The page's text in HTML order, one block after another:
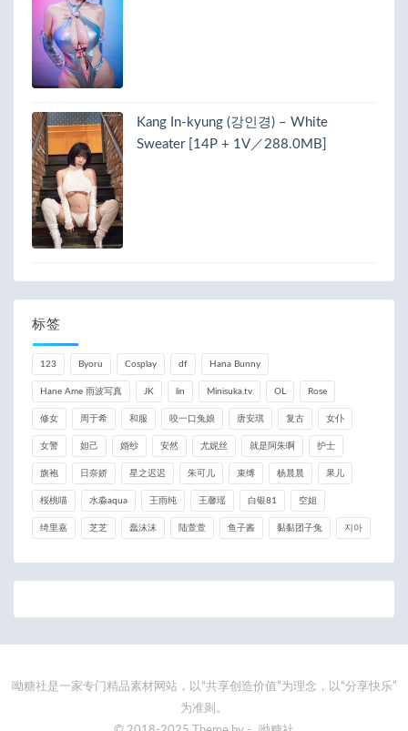
Kang In-kyung (강인경) – White
Sweater [14P + 1V／288.0MB]
标签
123 Byoru Cosplay df Hana Bunny
Hane Ame 雨波写真 JK lin Minisuka.tv OL Rose
修女 周于希 和服 咬一口兔娘 唐安琪 复古 女仆
女警 妲己 婚纱 安然 尤妮丝 就是阿朱啊 护士
旗袍 日奈娇 星之迟迟 朱可儿 束缚 杨晨晨 果儿
桜桃喵 水淼aqua 王雨纯 王馨瑶 白银81 空姐
绮里嘉 芝芝 蠢沫沫 陆萱萱 鱼子酱 黏黏团子兔 지아
呦糖社是一家专门精品素材网站，以“共享创造价值”为理念，以“分享快乐”
为准则。